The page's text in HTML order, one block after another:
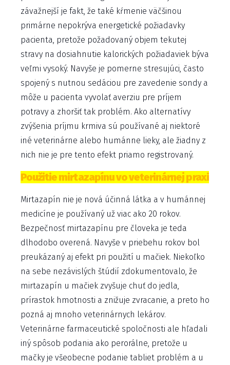
závažnejší je fakt, že také kŕmenie väčšinou
primárne nepokrýva energetické požiadavky
pacienta, pretože požadovaný objem tekutej
stravy na dosiahnutie kalorických požiadaviek býva
veľmi vysoký. Navyše je pomerne stresujúci, často
spojený s nutnou sedáciou pre zavedenie sondy a
môže u pacienta vyvolať averziu pre príjem
potravy a zhoršiť tak problém. Ako alternatívy
zvýšenia príjmu krmiva sú používané aj niektoré
iné veterinárne alebo humánne lieky, ale žiadny z
nich nie je pre tento efekt priamo registrovaný.
Použitie mirtazapínu vo veterinárnej praxi
Mirtazapín nie je nová účinná látka a v humánnej
medicíne je používaný už viac ako 20 rokov.
Bezpečnosť mirtazapínu pre človeka je teda
dlhodobo overená. Navyše v priebehu rokov bol
preukázaný aj efekt pri použití u mačiek. Niekoľko
na sebe nezávislých štúdií zdokumentovalo, že
mirtazapín u mačiek zvyšuje chuť do jedla,
prírastok hmotnosti a znižuje zvracanie, a preto ho
pozná aj mnoho veterinárnych lekárov.
Veterinárne farmaceutické spoločnosti ale hľadali
iný spôsob podania ako perorálne, pretože u
mačky je všeobecne podanie tabliet problém a u